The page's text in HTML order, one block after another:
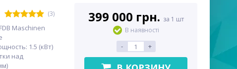
(3)
Maschinen
1.5 (кВт)
над
399 000 грн. за 1 шт
В наявності
- +